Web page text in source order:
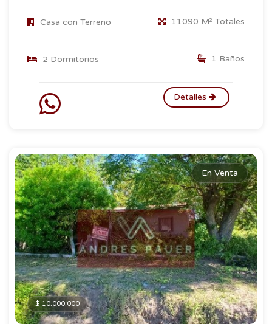
Casa con Terreno 11090 M² Totales
2 Dormitorios 1 Baños
Detalles
En Venta
$ 10.000.000